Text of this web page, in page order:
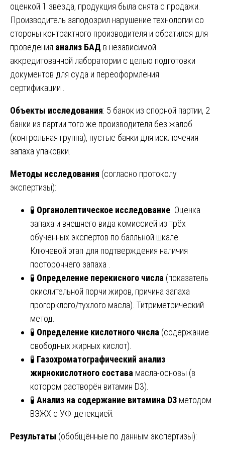
оценкой 1 звезда, продукция была снята с продажи.
Производитель заподозрил нарушение технологии со
стороны контрактного производителя и обратился для
проведения анализ БАД в независимой
аккредитованной лаборатории с целью подготовки
документов для суда и переоформления
сертификации .
Объекты исследования: 5 банок из спорной партии, 2
банки из партии того же производителя без жалоб
(контрольная группа), пустые банки для исключения
запаха упаковки.
Методы исследования (согласно протоколу
экспертизы):
🧪 Органолептическое исследование . Оценка
запаха и внешнего вида комиссией из трёх
обученных экспертов по балльной шкале.
Ключевой этап для подтверждения наличия
постороннего запаха .
🧪 Определение перекисного числа (показатель
окислительной порчи жиров, причина запаха
прогорклого/тухлого масла). Титриметрический
метод.
🧪 Определение кислотного числа (содержание
свободных жирных кислот).
🧪 Газохроматографический анализ
жирнокислотного состава масла-основы (в
котором растворён витамин D3).
🧪 Анализ на содержание витамина D3 методом
ВЭЖХ с УФ-детекцией.
Результаты (обобщённые по данным экспертизы):